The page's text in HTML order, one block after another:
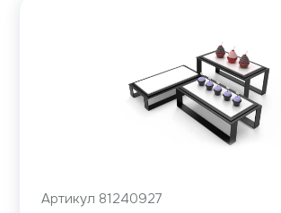
Артикул 81240927